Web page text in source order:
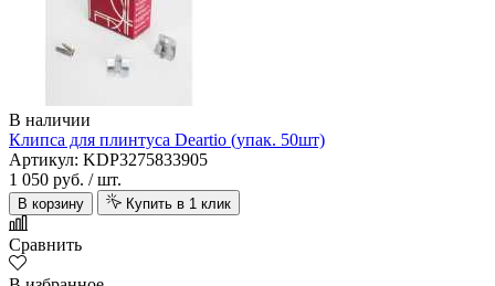
В наличии
Клипса для плинтуса Deartio (упак. 50шт)
Артикул: KDP3275833905
1 050 руб. / шт.
В корзину Купить в 1 клик
Сравнить